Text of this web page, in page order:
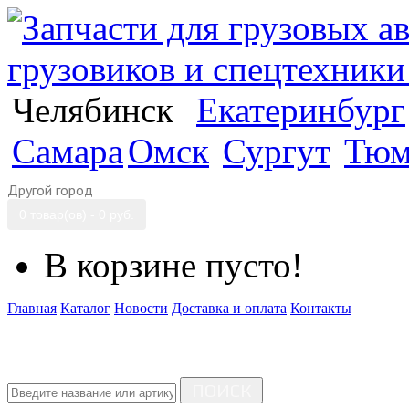
Челябинск
Екатеринбург
СамараОмск Сургут
Другой город
В корзине пусто!
Главная Каталог Новости Доставка и оплата Контакты